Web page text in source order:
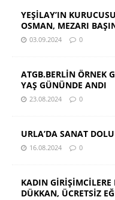
YEŞİLAY’IN
OSMAN, MEZARI
03.09.2024 0
ATGB.BERLİN ÖRNEK
YAŞ GÜNÜNDE ANDI
23.08.2024 0
URLA’DA SANAT
16.08.2024 0
KADIN GİRİŞİMCİLERE
DÜKKAN, ÜCRETSİZ